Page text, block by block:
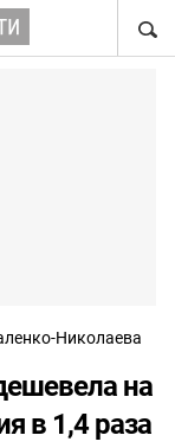
Николаева
на
в 1,4 раза